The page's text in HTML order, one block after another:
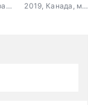
1986, США, драма, вестерн, биография
2019, Канада, мелодрама